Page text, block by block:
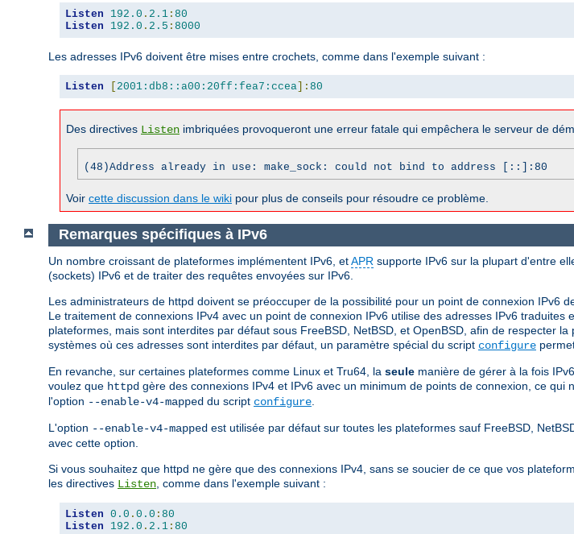
Listen 192.0 . 2.1 : 80
Listen
192.0 . 2.5 : 8000
Les adresses IPv6 doivent être mises entre crochets, comme dans l'exemple suivant :
Listen [ 2001:db8::a00:20ff:fea7:ccea]: 80
Des directives Listen imbriquées provoqueront une erreur fatale qui empêchera le serveur de
(48)Address already in use: make_sock: could not bind to address [::]:80
Voir cette discussion dans le wiki pour plus de conseils pour résoudre ce problème.
Remarques spécifiques à IPv6
Un nombre croissant de plateformes implémentent IPv6, etAPR supporte IPv6 sur la plupart d'entre
(sockets) IPv6 et de traiter des requêtes envoyées sur IPv6.
Les administrateurs de httpd doivent se préoccuper de la possibilité pour un point de connexion IPv6
Le traitement de connexions IPv4 avec un point de connexion IPv6 utilise des adresses IPv6
plateformes, mais sont interdites par défaut sous FreeBSD, NetBSD, et OpenBSD, afin de respecter
systèmes où ces adresses sont interdites par défaut, un paramètre spécial du script configure
En revanche, sur certaines plateformes comme Linux et Tru64, la seule manière de gérer à la fois
voulez que httpd gère des connexions IPv4 et IPv6 avec un minimum de points de connexion, ce
l'option --enable-v4-mapped du script configure
L'option --enable-v4-mapped est utilisée par défaut sur toutes les plateformes sauf FreeBSD,
avec cette option.
Si vous souhaitez que httpd ne gère que des connexions IPv4, sans se soucier de ce que vos
les directives Listen , comme dans l'exemple suivant :
Listen 0.0 . 0.0 : 80
Listen
192.0 . 2.1 : 80